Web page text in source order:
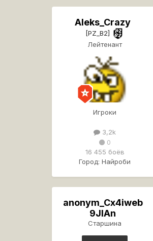
Aleks_Crazy
[PZ_B2]
Лейтенант
Игроки
3,2k
0
16 455 боёв
Город: Найроби
anonym_Cx4iweb
9JIAn
Старшина